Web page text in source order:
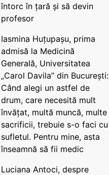
întorc în țară și să devin
profesor
Iasmina Huțupașu, prima
admisă la Medicină
Generală, Universitatea
„Carol Davila” din București:
Când alegi un astfel de
drum, care necesită mult
învățat, multă muncă, multe
sacrificii, trebuie s-o faci cu
sufletul. Pentru mine, asta
înseamnă să fii medic
Luciana Antoci, despre